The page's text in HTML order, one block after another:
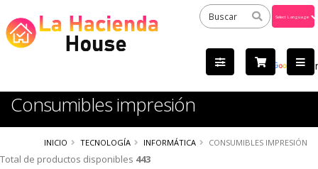
by
Consumibles impresión
INICIO TECNOLOGÍA INFORMÁTICA CONSUMIBLES IMPRESIÓN
Total de productos disponibles 443